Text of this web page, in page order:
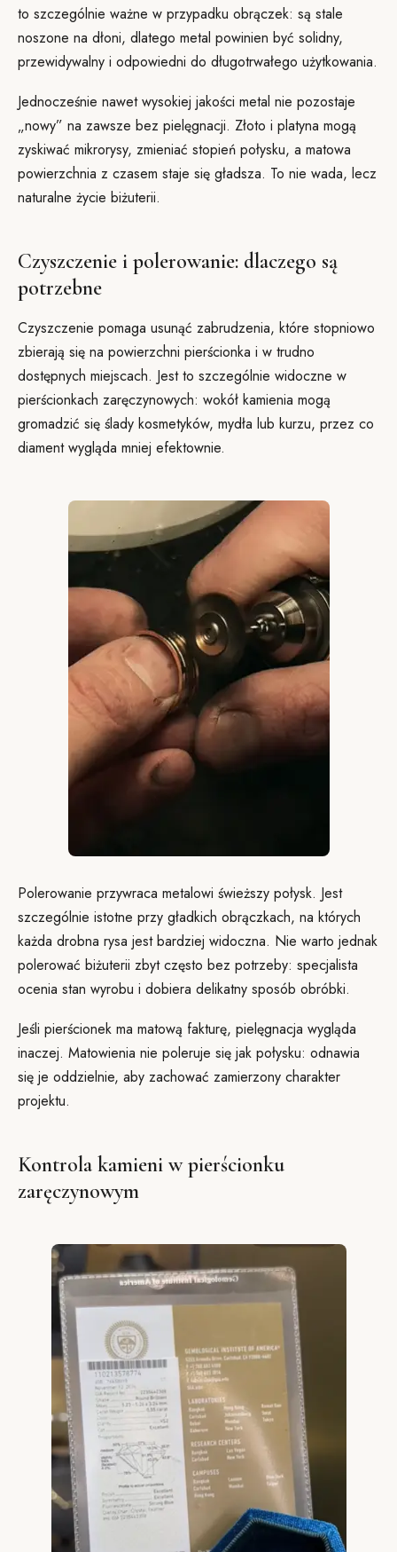
to szczególnie ważne w przypadku obrączek: są stale
noszone na dłoni, dlatego metal powinien być solidny,
przewidywalny i odpowiedni do długotrwałego użytkowania.
Jednocześnie nawet wysokiej jakości metal nie pozostaje
„nowy” na zawsze bez pielęgnacji. Złoto i platyna mogą
zyskiwać mikrorysy, zmieniać stopień połysku, a matowa
powierzchnia z czasem staje się gładsza. To nie wada, lecz
naturalne życie biżuterii.
Czyszczenie i polerowanie: dlaczego są
potrzebne
Czyszczenie pomaga usunąć zabrudzenia, które stopniowo
zbierają się na powierzchni pierścionka i w trudno
dostępnych miejscach. Jest to szczególnie widoczne w
pierścionkach zaręczynowych: wokół kamienia mogą
gromadzić się ślady kosmetyków, mydła lub kurzu, przez co
diament wygląda mniej efektownie.
Polerowanie przywraca metalowi świeższy połysk. Jest
szczególnie istotne przy gładkich obrączkach, na których
każda drobna rysa jest bardziej widoczna. Nie warto jednak
polerować biżuterii zbyt często bez potrzeby: specjalista
ocenia stan wyrobu i dobiera delikatny sposób obróbki.
Jeśli pierścionek ma matową fakturę, pielęgnacja wygląda
inaczej. Matowienia nie poleruje się jak połysku: odnawia
się je oddzielnie, aby zachować zamierzony charakter
projektu.
Kontrola kamieni w pierścionku
zaręczynowym